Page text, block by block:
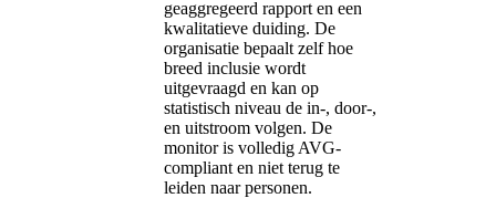
geaggregeerd rapport en een
kwalitatieve duiding. De
organisatie bepaalt zelf hoe
breed inclusie wordt
uitgevraagd en kan op
statistisch niveau de in-, door-,
en uitstroom volgen. De
monitor is volledig AVG-
compliant en niet terug te
leiden naar personen.